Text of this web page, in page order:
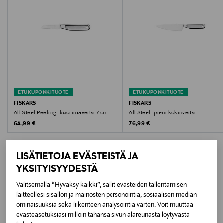
LISÄTIETOJA EVÄSTEISTÄ JA
YKSITYISYYDESTÄ
Valitsemalla “Hyväksy kaikki”, sallit evästeiden tallentamisen
laitteellesi sisällön ja mainosten personointia, sosiaalisen median
ominaisuuksia sekä liikenteen analysointia varten. Voit muuttaa
evästeasetuksiasi milloin tahansa sivun alareunasta löytyvästä
Valmistusmaa
Kiina
Valmistajan tuotenumero
1062885
Valmistaja
Fiskars Oyj
ETUKUPONKITUOTE
FISKARS
All Steel Peeling -kuorimaveitsi 7 cm
Original Price
64,99 €
ETUKUPONKITUOTE
FISKARS
All Steel- pieni kokinveitsi
Original Price
76,99 €
LISÄÄ KIINNOSTAVIA
TUOTTEITA